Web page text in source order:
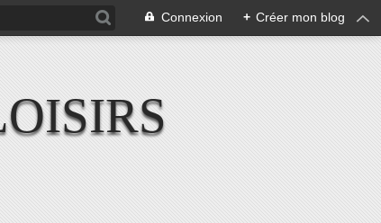
Connexion + Créer mon blog